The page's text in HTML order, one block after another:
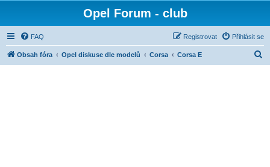
Opel Forum - club
FAQ Přihlásit se
Registrovat
Obsah fóra Opel diskuse dle modelů Corsa Corsa E